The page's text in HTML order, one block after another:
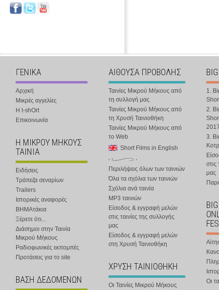
ΓΕΝΙΚΑ
Αρχική
Μικρές αγγελίες
Η t-shOrt
Επικοινωνία
Η ΜΙΚΡΟΥ ΜΗΚΟΥΣ
ΤΑΙΝΙΑ
Ειδήσεις
Τράπεζα σεναρίων
Trailers
Ιστορικές αναφορές
ΒΗΜΑτάκια
Ξέρετε ότι...
Διάσημοι στην Ταινία
Μικρού Μήκους
Ραδιοφωνικές εκπομπές
Προτάσεις για το site
ΒΑΣΗ ΔΕΔΟΜΕΝΩΝ
ΑΙΘΟΥΣΑ ΠΡΟΒΟΛΗΣ
Ταινίες Μικρού Μήκους από
τη συλλογή μας
Ταινίες Μικρού Μήκους από
τη Χρυσή Ταινιοθήκη
Ταινίες Μικρού Μήκους από
το Web
Short Films in English
Περιλήψεις όλων των ταινιών
Όλα τα σχόλια των ταινιών
Σχόλια ανά ταινία
MP3 ταινιών
Είσοδος & εγγραφή μελών
στις ταινίες της συλλογής
μας
Είσοδος & εγγραφή μελών
στη Χρυσή Ταινιοθήκη
ΧΡΥΣΗ ΤΑΙΝΙΟΘΗΚΗ
Οι Ταινίες Μικρού Μήκους
1.
2.
3.
στις
μας
Οι